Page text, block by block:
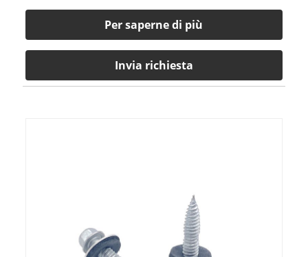
Per saperne di più
Invia richiesta